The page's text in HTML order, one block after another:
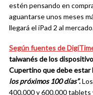
estén pensando en
aguantarse unos meses
llegará el iPad 2 al
Según fuentes de
taiwanés de los
Cupertino que debe estar
los próximos 100 días”.
400.000 y 600.000 tablets